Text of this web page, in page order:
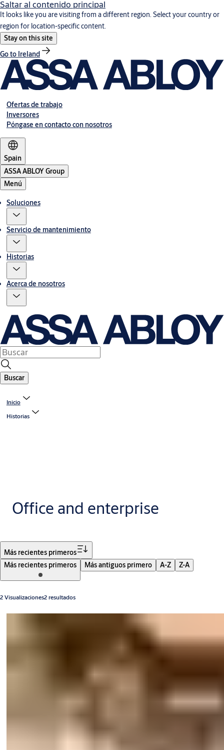
Saltar al contenido principal
It looks like you are visiting from a different region. Select your country or
region for location-specific content.
Stay on this site
Go to Ireland
Ofertas de trabajo
Inversores
Póngase en contacto con nosotros
Spain
ASSA ABLOY Group
Menú
Soluciones
Servicio de mantenimiento
Historias
Acerca de nosotros
Buscar
Inicio
Historias
Office and enterprise
Más recientes primeros
Más recientes primeros
Más antiguos primero A-Z Z-A
2 Visualizaciones2 resultados